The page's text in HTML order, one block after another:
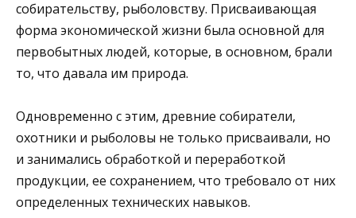
собирательству, рыболовству. Присваивающая
форма экономической жизни была основной для
первобытных людей, которые, в основном, брали
то, что давала им природа.
Одновременно с этим, древние собиратели,
охотники и рыболовы не только присваивали, но
и занимались обработкой и переработкой
продукции, ее сохранением, что требовало от них
определенных технических навыков.